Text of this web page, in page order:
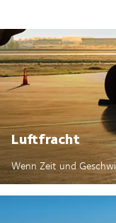
Luftfracht
Wenn Zeit und